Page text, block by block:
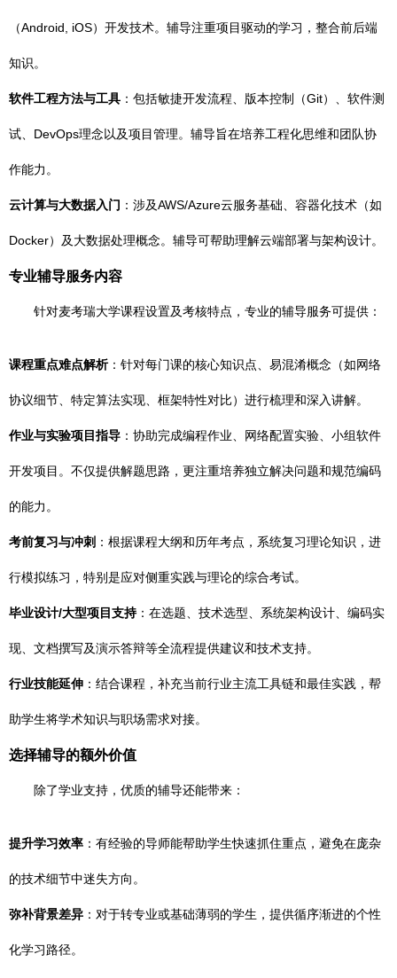
（Android, iOS）开发技术。辅导注重项目驱动的学习，整合前后端
知识。
软件工程方法与工具 ：包括敏捷开发流程、版本控制（Git）、软件测
试、DevOps理念以及项目管理。辅导旨在培养工程化思维和团队协
作能力。
云计算与大数据入门 ：涉及AWS/Azure云服务基础、容器化技术（如
Docker）及大数据处理概念。辅导可帮助理解云端部署与架构设计。
专业辅导服务内容
针对麦考瑞大学课程设置及考核特点，专业的辅导服务可提供：
课程重点难点解析：针对每门课的核心知识点、易混淆概念（如网络
协议细节、特定算法实现、框架特性对比）进行梳理和深入讲解。
作业与实验项目指导 ：协助完成编程作业、网络配置实验、小组软件
开发项目。不仅提供解题思路，更注重培养独立解决问题和规范编码
的能力。
考前复习与冲刺 ：根据课程大纲和历年考点，系统复习理论知识，进
行模拟练习，特别是应对侧重实践与理论的综合考试。
毕业设计/大型项目支持：在选题、技术选型、系统架构设计、编码实
现、文档撰写及演示答辩等全流程提供建议和技术支持。
行业技能延伸 ：结合课程，补充当前行业主流工具链和最佳实践，帮
助学生将学术知识与职场需求对接。
选择辅导的额外价值
除了学业支持，优质的辅导还能带来：
提升学习效率 ：有经验的导师能帮助学生快速抓住重点，避免在庞杂
的技术细节中迷失方向。
弥补背景差异 ：对于转专业或基础薄弱的学生，提供循序渐进的个性
化学习路径。